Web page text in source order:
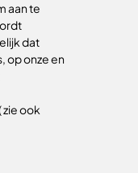
aan te
dat
op onze en
zie ook